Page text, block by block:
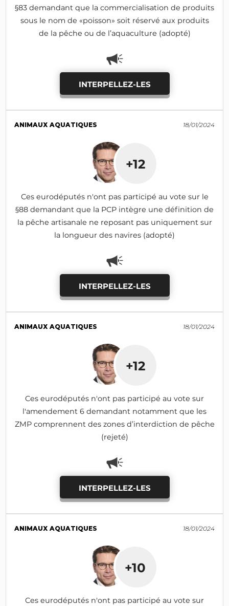
§83 demandant que la commercialisation de produits
sous le nom de «poisson» soit réservé aux produits
de la pêche ou de l’aquaculture (adopté)
INTERPELLEZ-LES
ANIMAUX AQUATIQUES 18/01/2024
+12
Ces eurodéputés n'ont pas participé au vote sur le
§88 demandant que la PCP intègre une définition de
la pêche artisanale ne reposant pas uniquement sur
la longueur des navires (adopté)
INTERPELLEZ-LES
ANIMAUX AQUATIQUES 18/01/2024
+12
Ces eurodéputés n'ont pas participé au vote sur
l'amendement 6 demandant notamment que les
ZMP comprennent des zones d’interdiction de pêche
(rejeté)
INTERPELLEZ-LES
ANIMAUX AQUATIQUES 18/01/2024
+10
Ces eurodéputés n'ont pas participé au vote sur